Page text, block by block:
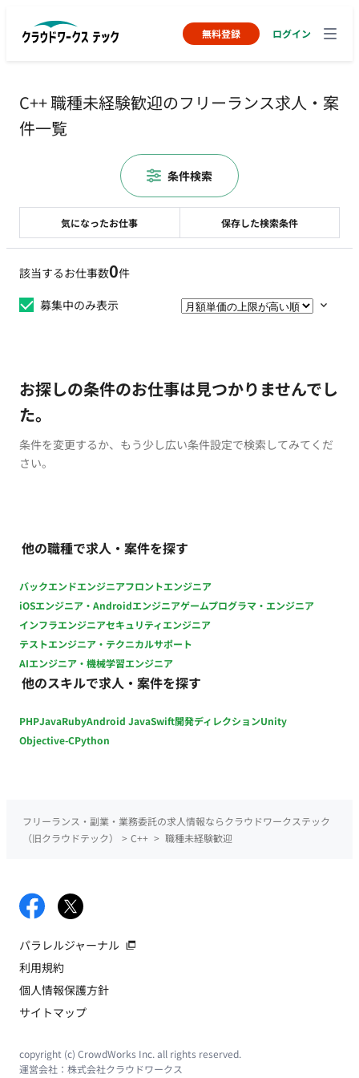
無料登録 ログイン
C++ 職種未経験歓迎のフリーランス求人・案
件一覧
該当するお仕事数0件
募集中のみ表示
お探しの条件のお仕事は見つかりませんでし
た。
条件を変更するか、もう少し広い条件設定で検索してみてくだ
さい。
他の職種で求人・案件を探す
バックエンドエンジニアフロントエンジニア
iOSエンジニア・Androidエンジニアゲームプログラマ・エンジニア
インフラエンジニアセキュリティエンジニア
テストエンジニア・テクニカルサポート
AIエンジニア・機械学習エンジニア
他のスキルで求人・案件を探す
PHPJavaRubyAndroid JavaSwift開発ディレクションUnity
Objective-CPython
気になったお仕事 保存した検索条件
条件検索
フリーランス・副業・業務委託の求人情報ならクラウドワークステック
（旧クラウドテック）
> C++ > 職種未経験歓迎
パラレルジャーナル
利用規約
個人情報保護方針
サイトマップ
copyright (c) CrowdWorks Inc. all rights reserved.
運営会社： 株式会社クラウドワークス